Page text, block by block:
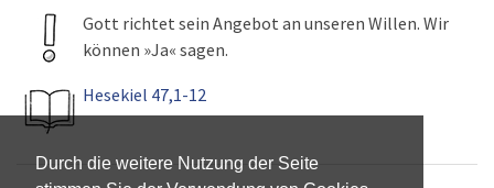
Durch die weitere Nutzung der Seite
Gott richtet sein Angebot an unseren Willen. Wir
können »Ja« sagen.
Hesekiel 47,1-12